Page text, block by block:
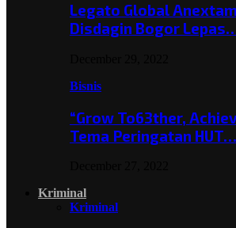
Legato Global
Disdagin Bogor
Bisnis
“Grow To63ther,
Tema Peringatan HUT…
Kriminal
Kriminal